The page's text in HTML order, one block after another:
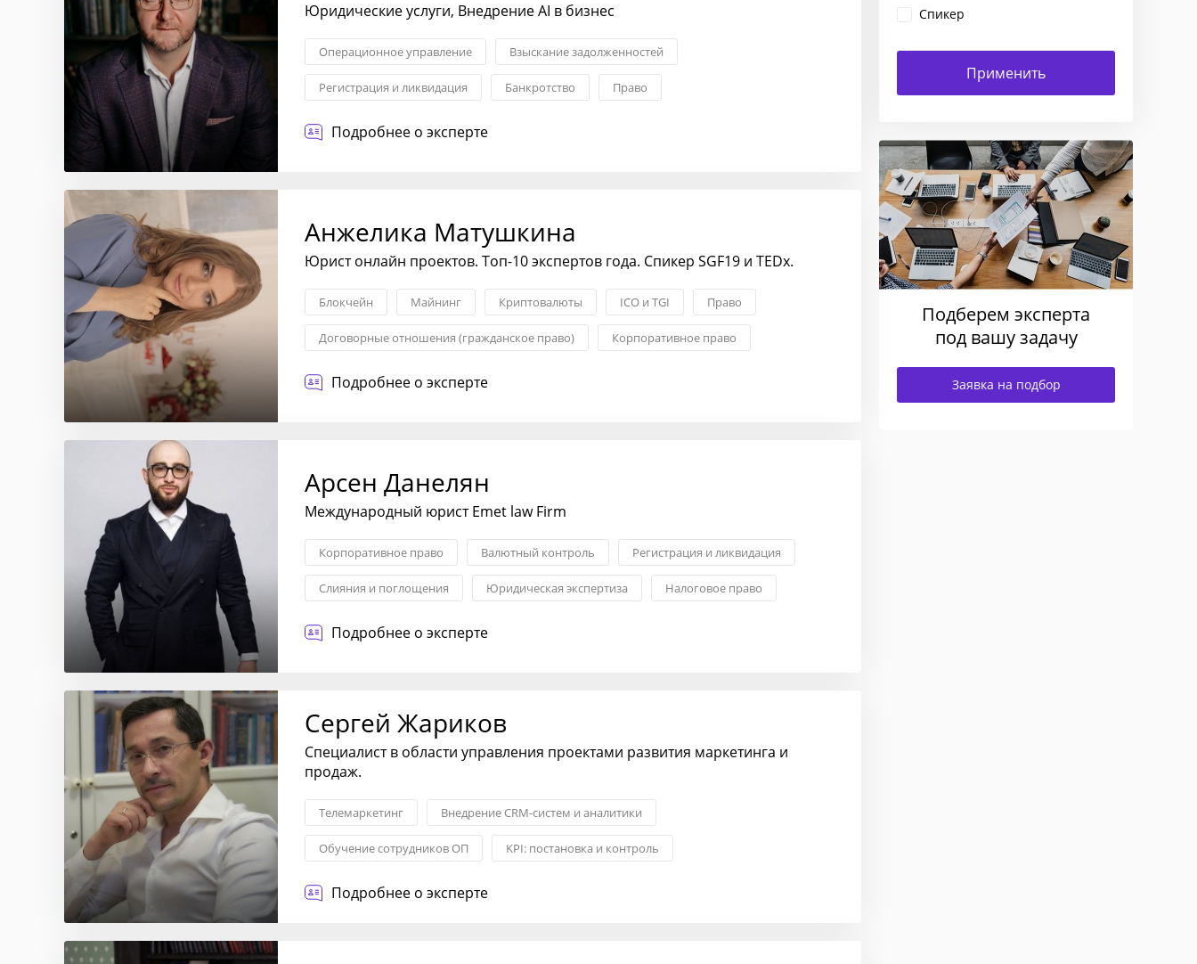
Юридические услуги, Внедрение AI в бизнес
Операционное управление Взыскание задолженностей
Регистрация и ликвидация Банкротство Право
Управление изменениями
Подробнее о эксперте
Анжелика Матушкина
Юрист онлайн проектов. Топ-10 экспертов года. Спикер SGF19 и TEDx.
Блокчейн Майнинг Криптовалюты ICO и TGI Право
Договорные отношения (гражданское право) Корпоративное право
Подробнее о эксперте
Арсен Данелян
Международный юрист Emet law Firm
Корпоративное право Валютный контроль Регистрация и ликвидация
Слияния и поглощения Юридическая экспертиза Налоговое право
Налоги
Подробнее о эксперте
Сергей Жариков
Специалист в области управления проектами развития маркетинга и
продаж.
Телемаркетинг Внедрение CRM-систем и аналитики
Обучение сотрудников ОП KPI: постановка и контроль
Построение отдела продаж
Подробнее о эксперте
Спикер
Подберем эксперта
под вашу задачу
Заявка на подбор